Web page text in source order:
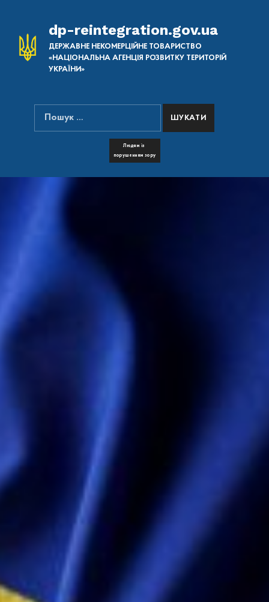
dp-reintegration.gov.ua
ДЕРЖАВНЕ НЕКОМЕРЦІЙНЕ ТОВАРИСТВО
«НАЦІОНАЛЬНА АГЕНЦІЯ РОЗВИТКУ ТЕРИТОРІЙ
УКРАЇНИ»
ПОШУК НА САЙТІ
Пошук:
Людям із
порушенням зору